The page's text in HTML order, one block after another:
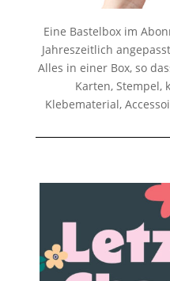
Eine Bastelbox im
Jahreszeitlich
Alles in einer Box, so
Karten, Stempel,
Klebematerial,